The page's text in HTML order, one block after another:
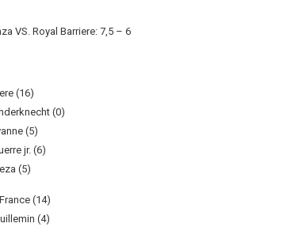
VS. Royal Barriere: 7,5 – 6
(16)
(0)
(5)
jr. (6)
(5)
(14)
(4)